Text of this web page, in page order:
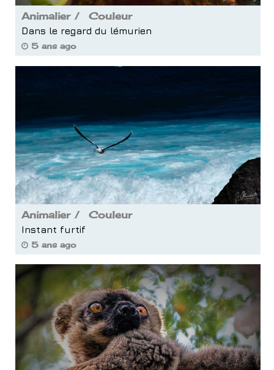
Animalier Couleur
Dans le regard du lémurien
5 ans ago
Animalier Couleur
Instant furtif
5 ans ago